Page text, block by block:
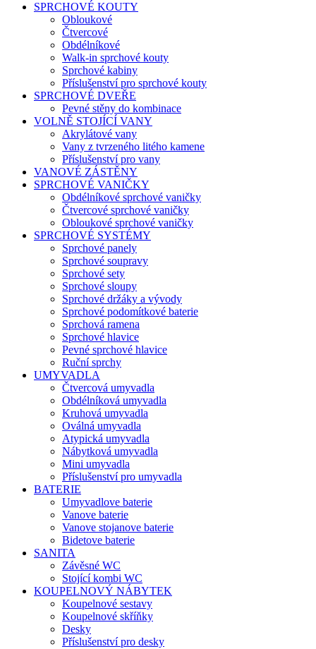
SPRCHOVÉ KOUTY
Obloukové
Čtvercové
Obdélníkové
Walk-in sprchové kouty
Sprchové kabiny
Příslušenství pro sprchové kouty
SPRCHOVÉ DVEŘE
Pevné stěny do kombinace
VOLNĚ STOJÍCÍ VANY
Akrylátové vany
Vany z tvrzeného litého kamene
Příslušenství pro vany
VANOVÉ ZÁSTĚNY
SPRCHOVÉ VANIČKY
Obdélníkové sprchové vaničky
Čtvercové sprchové vaničky
Obloukové sprchové vaničky
SPRCHOVÉ SYSTÉMY
Sprchové panely
Sprchové soupravy
Sprchové sety
Sprchové sloupy
Sprchové držáky a vývody
Sprchové podomítkové baterie
Sprchová ramena
Sprchové hlavice
Pevné sprchové hlavice
Ruční sprchy
UMYVADLA
Čtvercová umyvadla
Obdélníková umyvadla
Kruhová umyvadla
Oválná umyvadla
Atypická umyvadla
Nábytková umyvadla
Mini umyvadla
Příslušenství pro umyvadla
BATERIE
Umyvadlove baterie
Vanove baterie
Vanove stojanove baterie
Bidetove baterie
SANITA
Závěsné WC
Stojící kombi WC
KOUPELNOVÝ NÁBYTEK
Koupelnové sestavy
Koupelnové skříňky
Desky
Příslušenství pro desky